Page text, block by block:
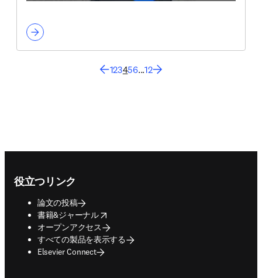
123456...12
役立つリンク
論文の投稿
書籍&ジャーナル
opens in new tab/window
オープンアクセス
すべての製品を表示する
Elsevier Connect